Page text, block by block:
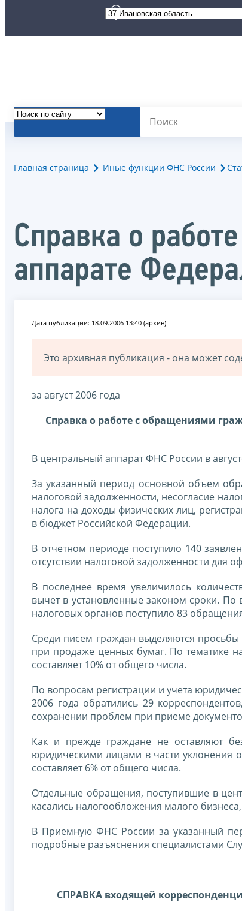
Главная страница Иные функции ФНС России
Справка о
аппарате
Дата публикации: 18.09.2006 13:40 (архив)
Это архивная публикация - она может
за август 2006 года
Справка о работе с обращениями
В центральный аппарат ФНС России в
За указанный период основной объем
налоговой задолженности, несогласие
налога на доходы физических лиц,
в бюджет Российской Федерации.
В отчетном периоде поступило 140
отсутствии налоговой задолженности для
В последнее время увеличилось
вычет в установленные законом сроки. По
налоговых органов поступило 83
Среди писем граждан выделяются
при продаже ценных бумаг. По тематике
составляет 10% от общего числа.
По вопросам регистрации и учета
2006 года обратились 29
сохранении проблем при приеме
Как и прежде граждане не оставляют
юридическими лицами в части уклонения
составляет 6% от общего числа.
Отдельные обращения, поступившие в
касались налогообложения малого
В Приемную ФНС России за указанный
подробные разъяснения специалистами
СПРАВКА входящей